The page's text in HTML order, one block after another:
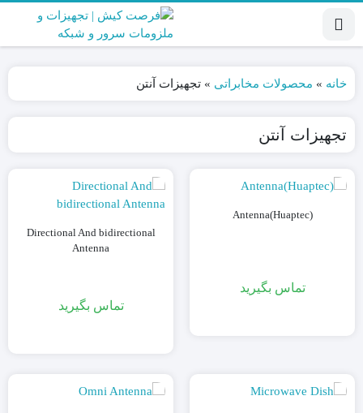
خانه » محصولات مخابراتی » تجهیزات آنتن
تجهیزات آنتن
Antenna(Huaptec)
تماس بگیرید
Directional And bidirectional
Antenna
تماس بگیرید